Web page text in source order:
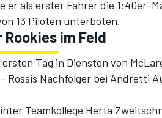
er als erster Fahrer die 1:40er-
13 Piloten unterboten.
im Feld
Tag in Diensten von
Rossis Nachfolger bei Andretti
Teamkollege Herta